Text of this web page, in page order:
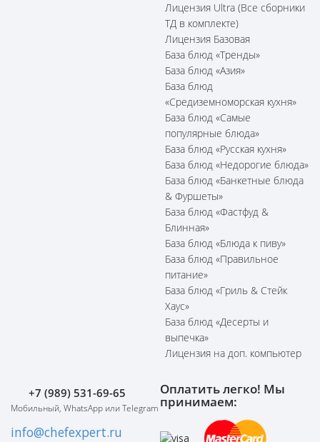
Лицензия Ultra (Все сборники
ТД в комплекте)
Лицензия Базовая
База блюд «Тренды»
База блюд «Азия»
База блюд
«Средиземноморская кухня»
База блюд «Самые
популярные блюда»
База блюд «Русская кухня»
База блюд «Недорогие блюда»
База блюд «Банкетные блюда
& Фуршеты»
База блюд «Фастфуд &
Блинная»
База блюд «Блюда к пиву»
База блюд «Правильное
питание»
База блюд «Гриль & Стейк
Хаус»
База блюд «Десерты и
выпечка»
Лицензия на доп. компьютер
+7 (989) 531-69-65
Мобильный, WhatsApp или Telegram
info@chefexpert.ru
Оплатить легко! Мы
принимаем: